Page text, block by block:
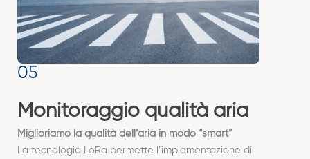
Monitoraggio qualità aria
Miglioriamo la qualità dell’aria in modo “smart”
La tecnologia LoRa permette l’implementazione di